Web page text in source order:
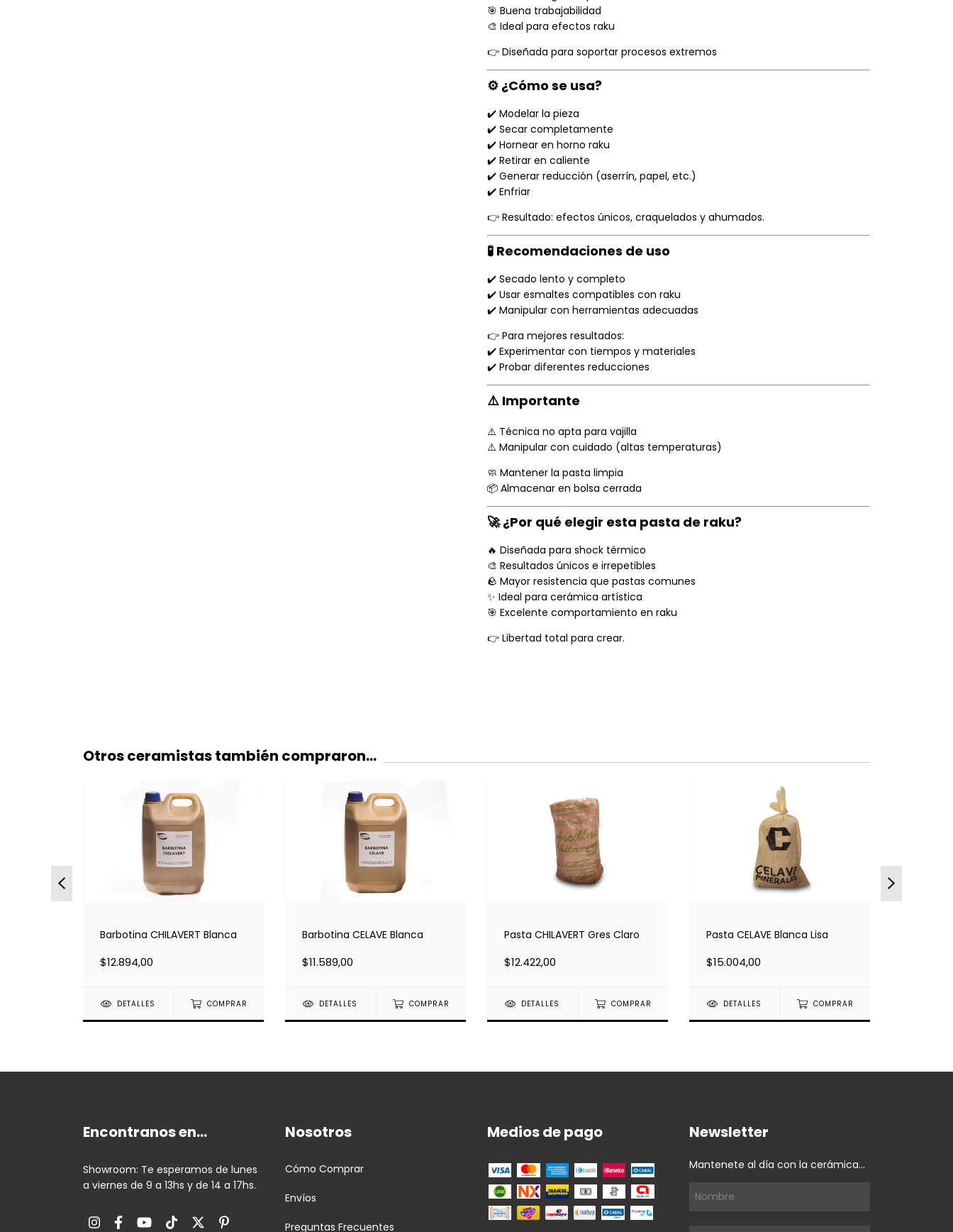
🎯 Buena trabajabilidad
🎨 Ideal para efectos raku
👉 Diseñada para soportar procesos extremos
⚙️ ¿Cómo se usa?
✔️ Modelar la pieza
✔️ Secar completamente
✔️ Hornear en horno raku
✔️ Retirar en caliente
✔️ Generar reducción (aserrín, papel, etc.)
✔️ Enfriar
👉 Resultado: efectos únicos, craquelados y ahumados.
🧪 Recomendaciones de uso
✔️ Secado lento y completo
✔️ Usar esmaltes compatibles con raku
✔️ Manipular con herramientas adecuadas
👉 Para mejores resultados:
✔️ Experimentar con tiempos y materiales
✔️ Probar diferentes reducciones
⚠️ Importante
⚠️ Técnica no apta para vajilla
⚠️ Manipular con cuidado (altas temperaturas)
🧼 Mantener la pasta limpia
📦 Almacenar en bolsa cerrada
🚀 ¿Por qué elegir esta pasta de raku?
🔥 Diseñada para shock térmico
🎨 Resultados únicos e irrepetibles
🪨 Mayor resistencia que pastas comunes
✨ Ideal para cerámica artística
🎯 Excelente comportamiento en raku
👉 Libertad total para crear.
Otros ceramistas también compraron...
Barbotina CHILAVERT Blanca
$12.894,00
DETALLES COMPRAR
Barbotina CELAVE Blanca
$11.589,00
DETALLES COMPRAR
Pasta CHILAVERT Gres Claro
$12.422,00
DETALLES COMPRAR
Pasta CELAVE Blanca Lisa
$15.004,00
DETALLES COMPRAR
Encontranos en...
Showroom: Te esperamos de lunes
a viernes de 9 a 13hs y de 14 a 17hs.
Nosotros
Cómo Comprar
Envíos
Preguntas Frecuentes
Medios de pago Newsletter
Mantenete al día con la cerámica...